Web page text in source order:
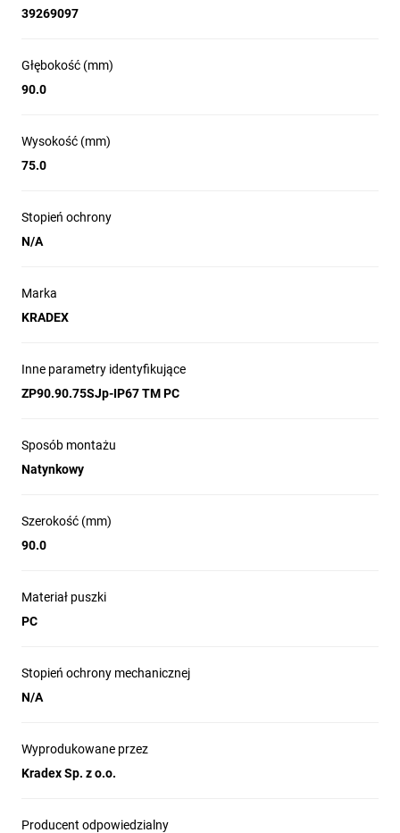
39269097
Głębokość (mm)
90.0
Wysokość (mm)
75.0
Stopień ochrony
N/A
Marka
KRADEX
Inne parametry identyfikujące
ZP90.90.75SJp-IP67 TM PC
Sposób montażu
Natynkowy
Szerokość (mm)
90.0
Materiał puszki
PC
Stopień ochrony mechanicznej
N/A
Wyprodukowane przez
Kradex Sp. z o.o.
Producent odpowiedzialny